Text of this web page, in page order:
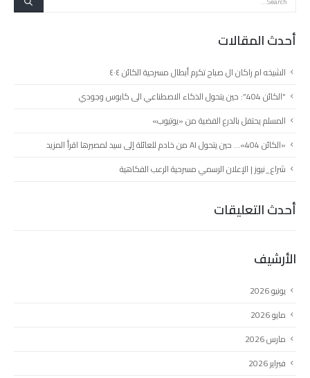
أحدث المقالات
الشيخه ام راكان ال صباح تكرم أبطال مسرحية الكائن ٤٠٤
“الكائن 404”: حين يتحول الذكاء الاصطناعي الى كابوس وجودي
المسلم يحتفل بالدرع الفضية من «يوتيوب»
«الكائن 404»… حين يتحول AI من خادم للعائلة إلى سيد لمصيرها اقرأ المزيد
شراع_نيوز | الإعلان الرسمي مسرحية الرعب الفكاهية
أحدث التعليقات
الأرشيف
يونيو 2026
مايو 2026
مارس 2026
فبراير 2026